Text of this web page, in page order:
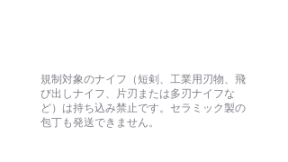
規制対象のナイフ（短剣、工業用刃物、飛
び出しナイフ、片刃または多刃ナイフな
ど）は持ち込み禁止です。セラミック製の
包丁も発送できません。